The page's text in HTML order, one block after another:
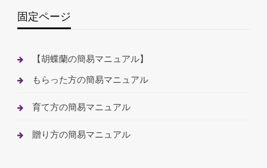
固定ページ
【胡蝶蘭の簡易マニュアル】
もらった方の簡易マニュアル
育て方の簡易マニュアル
贈り方の簡易マニュアル